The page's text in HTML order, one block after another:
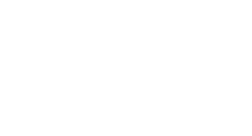
à votre adresse